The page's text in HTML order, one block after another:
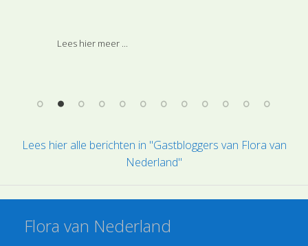
Lees hier meer ...
Lees hier alle berichten in "Gastbloggers van Flora van
Nederland"
Flora van Nederland